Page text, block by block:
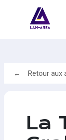
Retour aux
La